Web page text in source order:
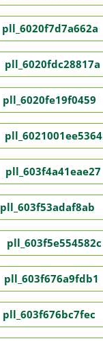
pll_6020f7d7a662a
pll_6020fdc28817a
pll_6020fe19f0459
pll_6021001ee5364
pll_603f4a41eae27
pll_603f53adaf8ab
pll_603f5e554582c
pll_603f676a9fdb1
pll_603f676bc7fec